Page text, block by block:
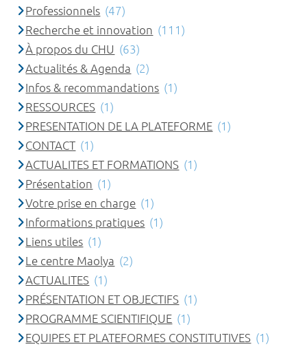
Professionnels (47)
Recherche et innovation (111)
À propos du CHU (63)
Actualités & Agenda (2)
Infos & recommandations (1)
RESSOURCES (1)
PRESENTATION DE LA PLATEFORME (1)
CONTACT (1)
ACTUALITES ET FORMATIONS (1)
Présentation (1)
Votre prise en charge (1)
Informations pratiques (1)
Liens utiles (1)
Le centre Maolya (2)
ACTUALITES (1)
PRÉSENTATION ET OBJECTIFS (1)
PROGRAMME SCIENTIFIQUE (1)
EQUIPES ET PLATEFORMES CONSTITUTIVES (1)